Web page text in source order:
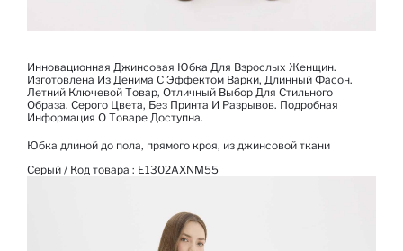
Инновационная Джинсовая Юбка Для Взрослых Женщин.
Изготовлена Из Денима С Эффектом Варки, Длинный Фасон.
Летний Ключевой Товар, Отличный Выбор Для Стильного
Образа. Серого Цвета, Без Принта И Разрывов. Подробная
Информация О Товаре Доступна.
Юбка длиной до пола, прямого кроя, из джинсовой ткани
Серый / Код товара : E1302AXNM55